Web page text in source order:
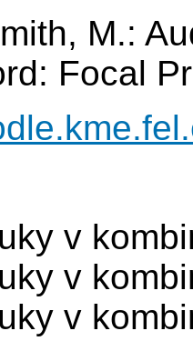
M.:
Focal
v
v
v